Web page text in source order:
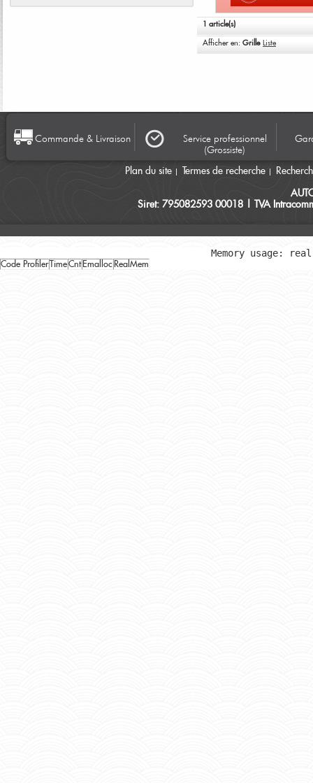
1 article(s)
Afficher en: Grille Liste
Commande & Livraison
Service professionnel
(Grossiste)
Plan du site Termes de recherche
Siret: 795082593 00018 | TVA
Memory usage:
Code Profiler TimeCnt Emalloc RealMem